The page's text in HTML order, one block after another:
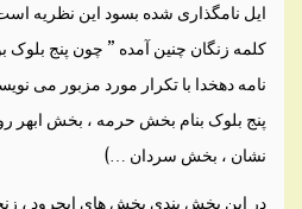
ايل نامگذاری شده بسود اين نظريه
کلمه زنگان چنين آمده ” چون پنج بلوک
نامه دهخدا با تکرار مورد مزبور می
پنج بلوک بنام بخش حرمه ، بخش ابهر
نشان ، بخش سردان …)
در اين بخش بندی بخش های ايجرود ،